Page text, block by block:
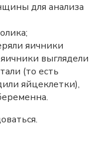
для анализа
яичники
выглядели
(то есть
яйцеклетки),